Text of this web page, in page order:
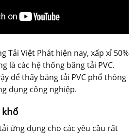
Tải Việt Phát hiện nay, xấp xỉ 50%
là các hệ thống băng tải PVC.
để thấy băng tải PVC phổ thông
dụng công nghiệp.
khổ
ứng dụng cho các yêu cầu rất